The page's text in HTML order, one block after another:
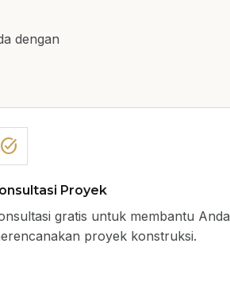
dengan
task_alt
Proyek
gratis untuk membantu Anda
proyek konstruksi.